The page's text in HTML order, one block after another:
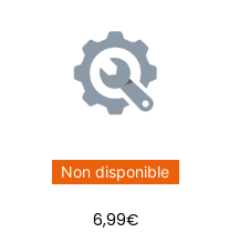
Non disponible
6,99€